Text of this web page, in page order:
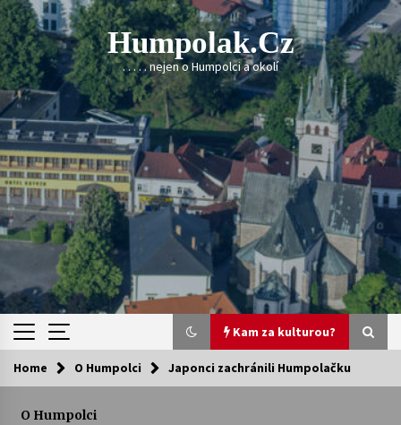
Skip
to
content
Humpolak.cz
. . . . . nejen o Humpolci a okolí
Kam za kulturou?
Kam za kulturou?
Home O Humpolci Japonci zachránili Humpolačku
O Humpolci